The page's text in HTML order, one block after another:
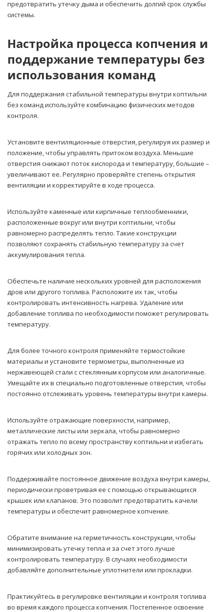
предотвратить утечку дыма и обеспечить долгий срок службы
системы.
Настройка процесса копчения и
поддержание температуры без
использования команд
Для поддержания стабильной температуры внутри коптильни
без команд используйте комбинацию физических методов
контроля.
Установите вентиляционные отверстия, регулируя их размер и
положение, чтобы управлять притоком воздуха. Меньшие
отверстия снижают поток кислорода и температуру, большие –
увеличивают ее. Регулярно проверяйте степень открытия
вентиляции и корректируйте в ходе процесса.
Используйте каменные или кирпичные теплообменники,
расположенные вокруг или внутри коптильни, чтобы
равномерно распределять тепло. Такие конструкции
позволяют сохранять стабильную температуру за счет
аккумулирования тепла.
Обеспечьте наличие нескольких уровней для расположения
дров или другого топлива. Расположите их так, чтобы
контролировать интенсивность нагрева. Удаление или
добавление топлива по необходимости поможет регулировать
температуру.
Для более точного контроля применяйте термостойкие
материалы и установите термометры, выполненные из
нержавеющей стали с стеклянным корпусом или аналогичные.
Умещайте их в специально подготовленные отверстия, чтобы
постоянно отслеживать уровень температуры внутри камеры.
Используйте отражающие поверхности, например,
металлические листы или зеркала, чтобы равномерно
отражать тепло по всему пространству коптильни и избегать
горячих или холодных зон.
Поддерживайте постоянное движение воздуха внутри камеры,
периодически проветривая ее с помощью открывающихся
крышек или клапанов. Это позволит предотвратить качели
температуры и обеспечит равномерное копчение.
Обратите внимание на герметичность конструкции, чтобы
минимизировать утечку тепла и за счет этого лучше
контролировать температуру. В случаях необходимости
добавляйте дополнительные уплотнители или прокладки.
Практикуйтесь в регулировке вентиляции и контроля топлива
во время каждого процесса копчения. Постепенное освоение